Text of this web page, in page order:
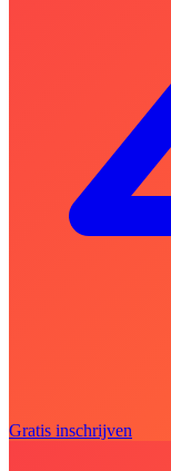
Gratis inschrijven